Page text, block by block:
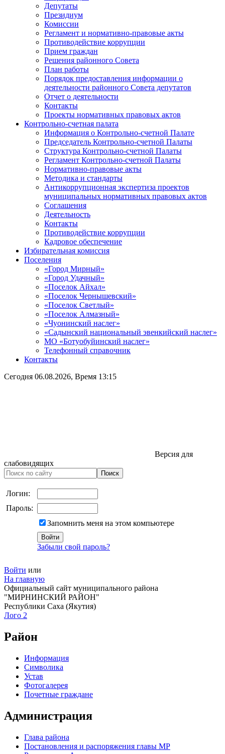
Депутаты
Президиум
Комиссии
Регламент и нормативно-правовые акты
Противодействие коррупции
Прием граждан
Решения районного Совета
План работы
Порядок предоставления информации о
деятельности районного Совета депутатов
Отчет о деятельности
Контакты
Проекты нормативных правовых актов
Контрольно-счетная палата
Информация о Контрольно-счетной Палате
Председатель Контрольно-счетной Палаты
Структура Контрольно-счетной Палаты
Регламент Контрольно-счетной Палаты
Нормативно-правовые акты
Методика и стандарты
Антикоррупционная экспертиза проектов
муниципальных нормативных правовых актов
Соглашения
Деятельность
Контакты
Противодействие коррупции
Кадровое обеспечение
Избирательная комиссия
Поселения
«Город Мирный»
«Город Удачный»
«Поселок Айхал»
«Поселок Чернышевский»
«Поселок Светлый»
«Поселок Алмазный»
«Чуонинский наслег»
«Садынский национальный эвенкийский наслег»
МО «Ботуобуйинский наслег»
Телефонный справочник
Контакты
Сегодня 06.08.2026, Время 13:15
Версия для
слабовидящих
Логин:
Пароль:
Запомнить меня на этом компьютере
Забыли свой пароль?
Войти или
На главную
Официальный сайт муниципального района
"МИРНИНСКИЙ РАЙОН"
Республики Саха (Якутия)
Лого 2
Район
Информация
Символика
Устав
Фотогалерея
Почетные граждане
Администрация
Глава района
Постановления и распоряжения главы МР